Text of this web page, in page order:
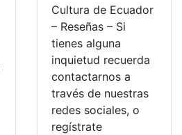
Cultura de Ecuador
– Reseñas – Si
tienes alguna
inquietud recuerda
contactarnos a
través de nuestras
redes sociales, o
regístrate